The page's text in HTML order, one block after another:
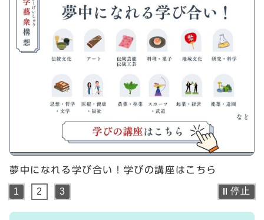
らのお知らせ
夢中になれる学び合い！学びの講座はこちら
停止
1 2 3